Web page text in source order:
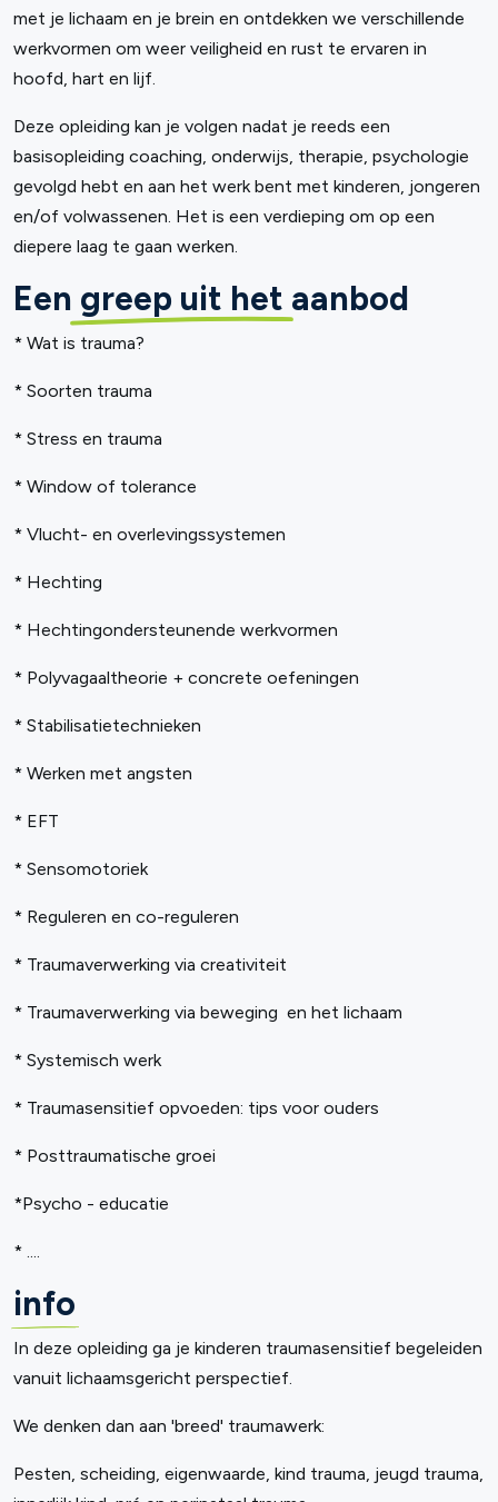
met je lichaam en je brein en ontdekken we verschillende
werkvormen om weer veiligheid en rust te ervaren in
hoofd, hart en lijf.
Deze opleiding kan je volgen nadat je reeds een
basisopleiding coaching, onderwijs, therapie, psychologie
gevolgd hebt en aan het werk bent met kinderen, jongeren
en/of volwassenen. Het is een verdieping om op een
diepere laag te gaan werken.
Een greep uit het aanbod
* Wat is trauma?
* Soorten trauma
* Stress en trauma
* Window of tolerance
* Vlucht- en overlevingssystemen
* Hechting
* Hechtingondersteunende werkvormen
* Polyvagaaltheorie + concrete oefeningen
* Stabilisatietechnieken
* Werken met angsten
* EFT
* Sensomotoriek
* Reguleren en co-reguleren
* Traumaverwerking via creativiteit
* Traumaverwerking via beweging en het lichaam
* Systemisch werk
* Traumasensitief opvoeden: tips voor ouders
* Posttraumatische groei
*Psycho - educatie
* ....
info
In deze opleiding ga je kinderen traumasensitief begeleiden
vanuit lichaamsgericht perspectief.
We denken dan aan 'breed' traumawerk:
Pesten, scheiding, eigenwaarde, kind trauma, jeugd trauma,